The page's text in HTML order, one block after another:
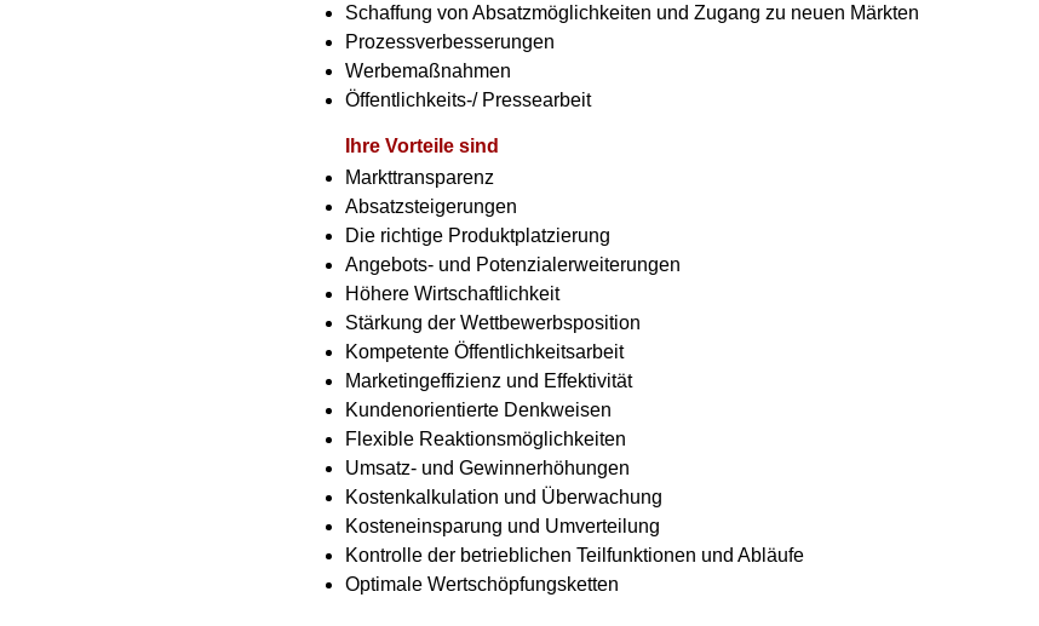
Schaffung von Absatzmöglichkeiten und Zugang zu neuen Märkten
Prozessverbesserungen
Werbemaßnahmen
Öffentlichkeits-/ Pressearbeit
Ihre Vorteile sind
Markttransparenz
Absatzsteigerungen
Die richtige Produktplatzierung
Angebots- und Potenzialerweiterungen
Höhere Wirtschaftlichkeit
Stärkung der Wettbewerbsposition
Kompetente Öffentlichkeitsarbeit
Marketingeffizienz und Effektivität
Kundenorientierte Denkweisen
Flexible Reaktionsmöglichkeiten
Umsatz- und Gewinnerhöhungen
Kostenkalkulation und Überwachung
Kosteneinsparung und Umverteilung
Kontrolle der betrieblichen Teilfunktionen und Abläufe
Optimale Wertschöpfungsketten